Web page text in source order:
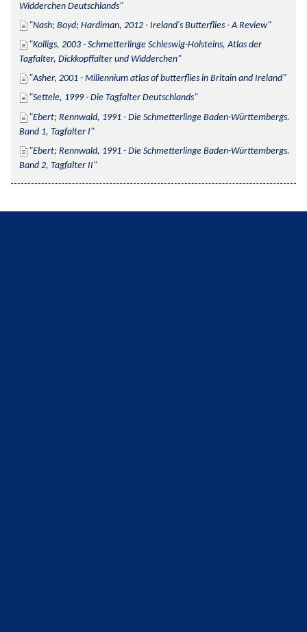
Widderchen Deutschlands
Nash; Boyd; Hardiman, 2012 - Ireland's Butterflies - A Review
Kolligs, 2003 - Schmetterlinge Schleswig-Holsteins, Atlas der
Tagfalter, Dickkopffalter und Widderchen
Asher, 2001 - Millennium atlas of butterflies in Britain and Ireland
Settele, 1999 - Die Tagfalter Deutschlands
Ebert; Rennwald, 1991 - Die Schmetterlinge Baden-Württembergs.
Band 1, Tagfalter I
Ebert; Rennwald, 1991 - Die Schmetterlinge Baden-Württembergs.
Band 2, Tagfalter II